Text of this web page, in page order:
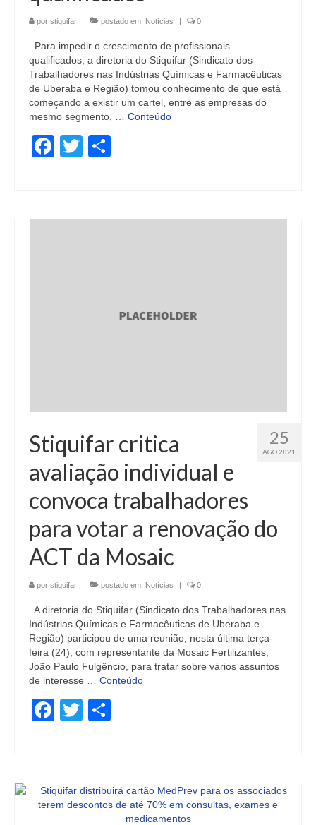
por stiquifar | postado em: Notícias | 0
Para impedir o crescimento de profissionais
qualificados, a diretoria do Stiquifar (Sindicato dos
Trabalhadores nas Indústrias Químicas e Farmacêuticas
de Uberaba e Região) tomou conhecimento de que está
começando a existir um cartel, entre as empresas do
mesmo segmento, … Conteúdo
Facebook
Twitter
25
AGO 2021
Stiquifar critica
avaliação individual e
convoca trabalhadores
para votar a renovação do
ACT da Mosaic
por stiquifar postado em: Notícias 0
A diretoria do Stiquifar (Sindicato dos Trabalhadores nas
Indústrias Químicas e Farmacêuticas de Uberaba e
Região) participou de uma reunião, nesta última terça-
feira (24), com representante da Mosaic Fertilizantes,
João Paulo Fulgêncio, para tratar sobre vários assuntos
de interesse … Conteúdo
Facebook
Twitter